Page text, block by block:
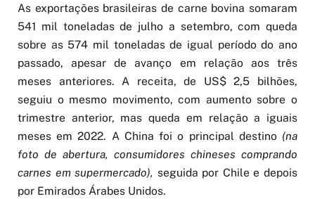
As exportações brasileiras de carne bovina somaram
541 mil toneladas de julho a setembro, com queda
sobre as 574 mil toneladas de igual período do ano
passado, apesar de avanço em relação aos três
meses anteriores. A receita, de US$ 2,5 bilhões,
seguiu o mesmo movimento, com aumento sobre o
trimestre anterior, mas queda em relação a iguais
meses em 2022. A China foi o principal destino (na
foto de abertura, consumidores chineses comprando
carnes em supermercado), seguida por Chile e depois
por Emirados Árabes Unidos.